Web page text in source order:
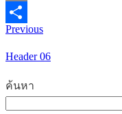
Email
Share
Previous
Header 06
ค้นหา